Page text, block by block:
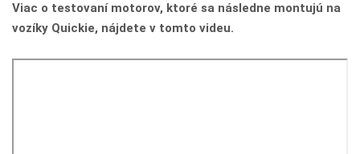
Viac o testovaní motorov, ktoré sa následne montujú na
vozíky Quickie, nájdete v tomto videu.